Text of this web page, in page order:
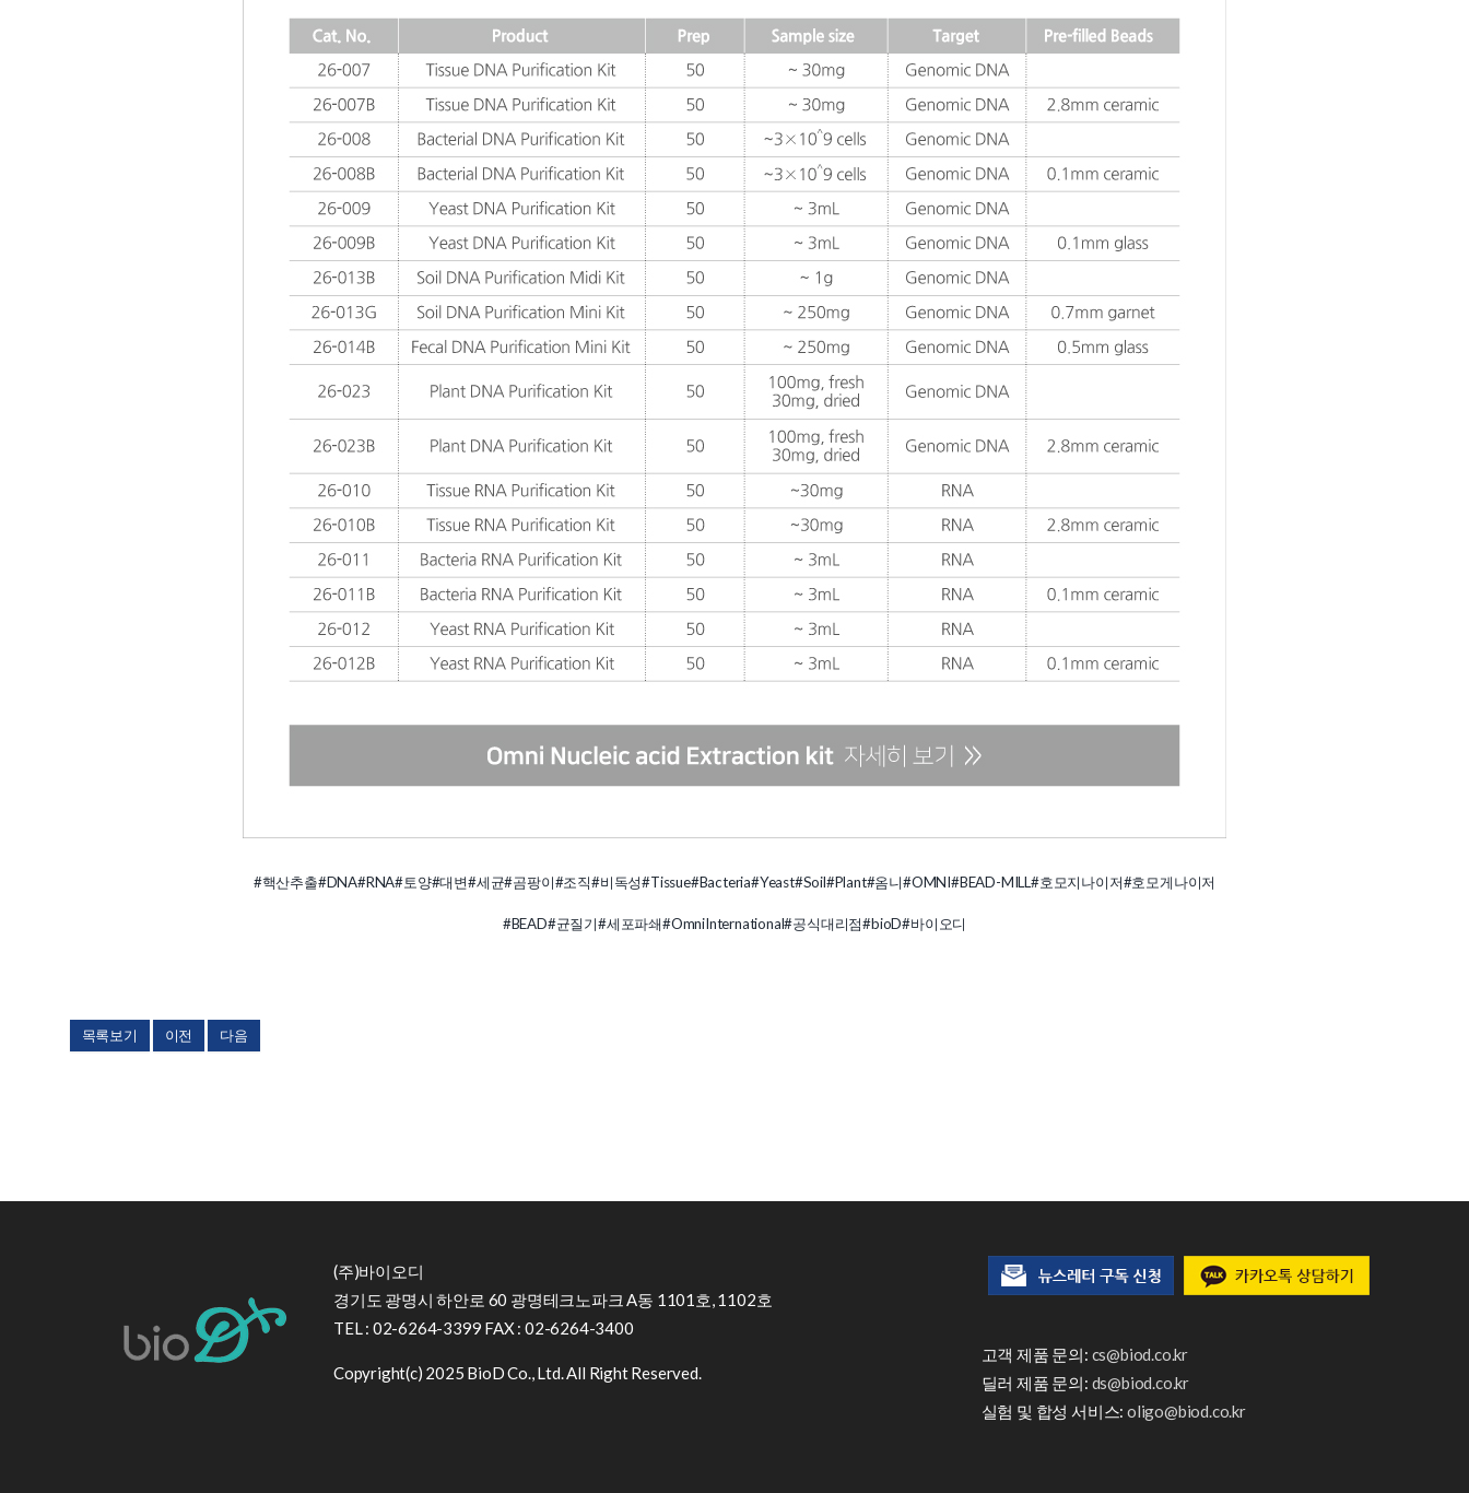
#핵산추출#DNA#RNA#토양#대변#세균#곰팡이#조직#비독성#Tissue#Bacteria#Yeast#Soil#Plant#옴니#OMNI#BEAD-MILL#호모지나이저#호모게나이저
#BEAD#균질기#세포파쇄#OmniInternational#공식대리점#bioD#바이오디
목록보기 이전 다음
(주)바이오디
경기도 광명시 하안로 60 광명테크노파크 A동 1101호, 1102호
TEL : 02-6264-3399 FAX : 02-6264-3400
Copyright(c) 2025 BioD Co., Ltd. All Right Reserved.
고객 제품 문의: cs@biod.co.kr
딜러 제품 문의: ds@biod.co.kr
실험 및 합성 서비스: oligo@biod.co.kr